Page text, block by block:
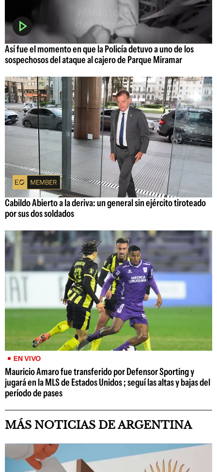
Así fue el momento en que la Policía detuvo a uno de los
sospechosos del ataque al cajero de Parque Miramar
Cabildo Abierto a la deriva: un general sin ejército tiroteado
por sus dos soldados
EN VIVO
Mauricio Amaro fue transferido por Defensor Sporting y
jugará en la MLS de Estados Unidos ; seguí las altas y bajas del
período de pases
MÁS NOTICIAS DE ARGENTINA